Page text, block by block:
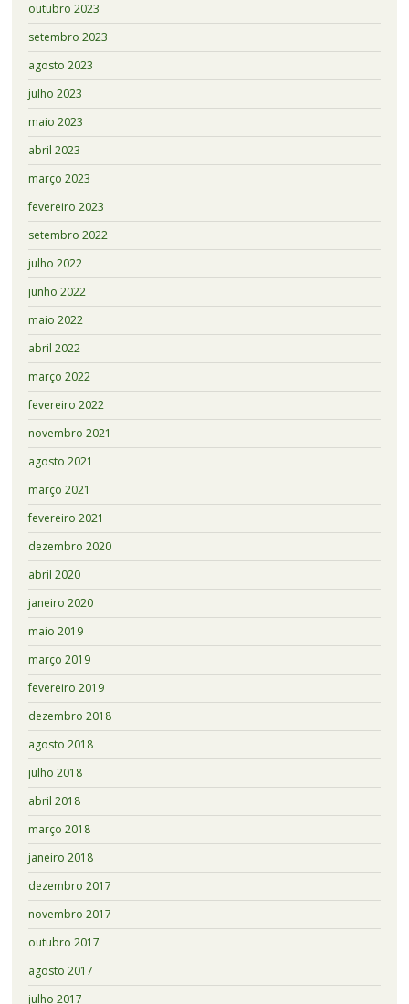
outubro 2023
setembro 2023
agosto 2023
julho 2023
maio 2023
abril 2023
março 2023
fevereiro 2023
setembro 2022
julho 2022
junho 2022
maio 2022
abril 2022
março 2022
fevereiro 2022
novembro 2021
agosto 2021
março 2021
fevereiro 2021
dezembro 2020
abril 2020
janeiro 2020
maio 2019
março 2019
fevereiro 2019
dezembro 2018
agosto 2018
julho 2018
abril 2018
março 2018
janeiro 2018
dezembro 2017
novembro 2017
outubro 2017
agosto 2017
julho 2017